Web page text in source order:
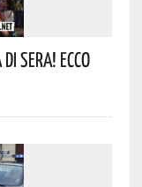
Sera! Ecco